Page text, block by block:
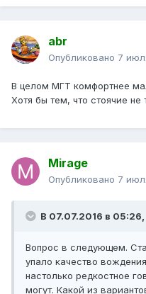
abr
Опубликовано 7
В целом МГТ комфортнее
Хотя бы тем, что стоячие не
Mirage
Опубликовано 7
В 07.07.2016 в 05:26,
Вопрос в следующем.
упало качество
настолько редкостное
могут. Какой из